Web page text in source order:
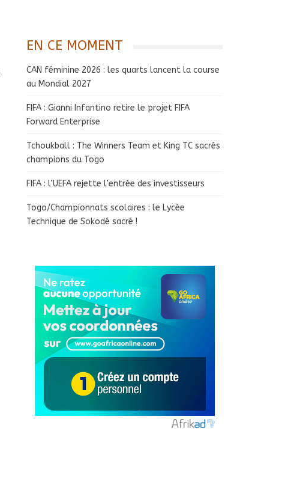
EN CE MOMENT
CAN féminine 2026 : les quarts lancent la course
au Mondial 2027
FIFA : Gianni Infantino retire le projet FIFA
Forward Enterprise
Tchoukball : The Winners Team et King TC sacrés
champions du Togo
FIFA : l’UEFA rejette l’entrée des investisseurs
Togo/Championnats scolaires : le Lycée
Technique de Sokodé sacré !